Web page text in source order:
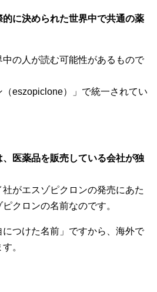
に決められた世界中で共通の薬
の人が読む可能性があるもので
eszopiclone）」で統一されてい
医薬品を販売している会社が独
社がエスゾピクロンの発売にあた
クロンの名前なのです。
つけた名前」ですから、海外で
。